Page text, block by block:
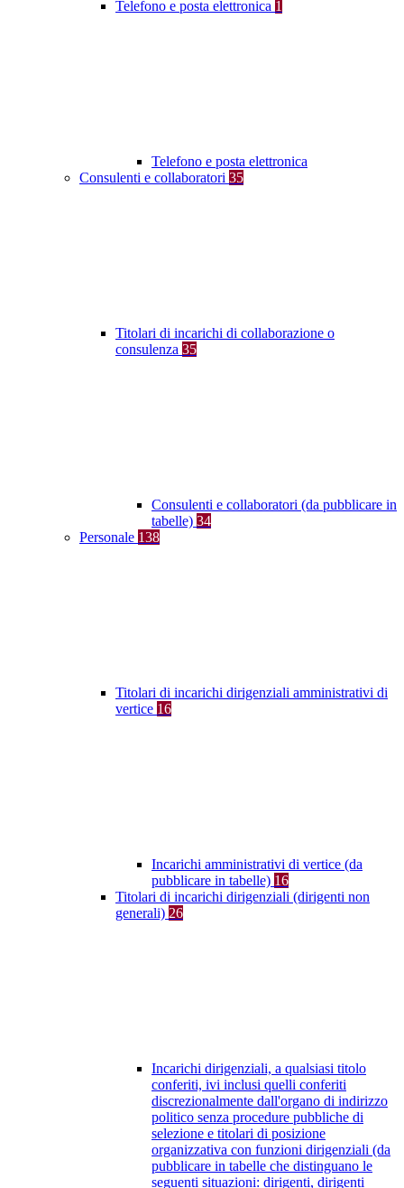
Telefono e posta elettronica 1
Telefono e posta elettronica
Consulenti e collaboratori 35
Titolari di incarichi di collaborazione o
consulenza 35
Consulenti e collaboratori (da pubblicare in
tabelle) 34
Personale 138
Titolari di incarichi dirigenziali amministrativi di
vertice 16
Incarichi amministrativi di vertice (da
pubblicare in tabelle) 16
Titolari di incarichi dirigenziali (dirigenti non
generali) 26
Incarichi dirigenziali, a qualsiasi titolo
conferiti, ivi inclusi quelli conferiti
discrezionalmente dall'organo di indirizzo
politico senza procedure pubbliche di
selezione e titolari di posizione
organizzativa con funzioni dirigenziali (da
pubblicare in tabelle che distinguano le
seguenti situazioni: dirigenti, dirigenti